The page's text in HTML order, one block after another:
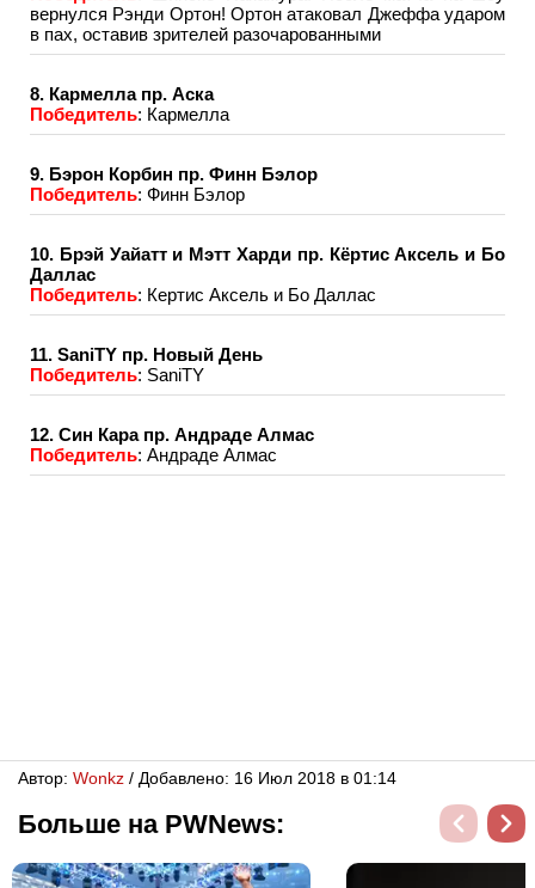
вернулся Рэнди Ортон! Ортон атаковал Джеффа ударом
в пах, оставив зрителей разочарованными
8. Кармелла пр. Аска
Победитель: Кармелла
9. Бэрон Корбин пр. Финн Бэлор
Победитель: Финн Бэлор
10. Брэй Уайатт и Мэтт Харди пр. Кёртис Аксель и Бо
Даллас
Победитель: Кертис Аксель и Бо Даллас
11. SaniTY пр. Новый День
Победитель: SaniTY
12. Син Кара пр. Андраде Алмас
Победитель: Андраде Алмас
Автор: Wonkz / Добавлено: 16 Июл 2018 в 01:14
Больше на PWNews: